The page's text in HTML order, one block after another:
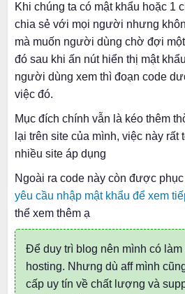
Khi chúng ta có mật khẩu hoặc 1
chia sẻ với mọi người nhưng
mà muốn người dùng chờ đợi
đó sau khi ấn nút hiển thị mật
người dùng xem thì đoạn code
việc đó.
Mục đích chính vẫn là kéo thêm
lại trên site của mình, việc này
nhiều site áp dụng
Ngoài ra code này còn được phục
yêu cầu nhập mật khẩu để xem
thể xem thêm ạ
Để duy trì blog nên mình có làm
hosting. Nhưng dù aff mình
cấp uy tín về chất lượng và